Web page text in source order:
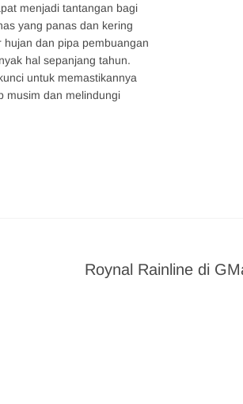
menjadi tantangan bagi
yang panas dan kering
dan pipa pembuangan
hal sepanjang tahun.
untuk memastikannya
musim dan melindungi
Roynal Rainline di